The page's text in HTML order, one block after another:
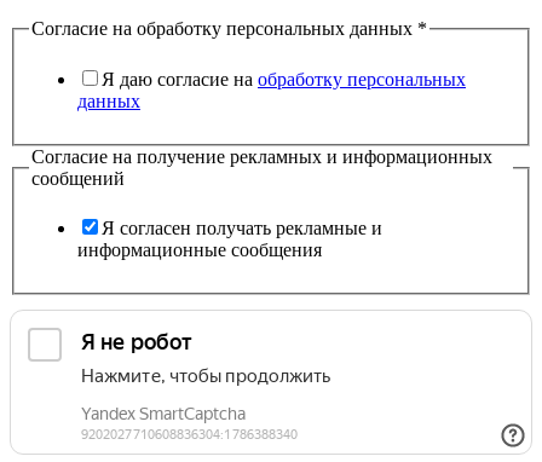
Согласие на обработку персональных данных *
Я даю согласие на обработку персональных
данных
Согласие на получение рекламных и информационных
сообщений
Я согласен получать рекламные и
информационные сообщения